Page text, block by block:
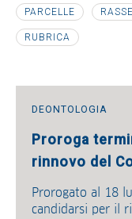
PARCELLE
RUBRICA
DEONTOLOGIA
Proroga
rinnovo del
Prorogato al 18
candidarsi per il